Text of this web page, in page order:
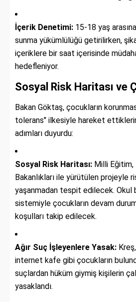
İçerik Denetimi: 15-18 yaş
sunma yükümlülüğü getirilirken,
içeriklere bir saat içerisinde
hedefleniyor.
Sosyal Risk Haritası ve
Bakan Göktaş, çocukların
tolerans" ilkesiyle hareket
adımları duyurdu:
Sosyal Risk Haritası: Milli
Bakanlıkları ile yürütülen projeyle
yaşanmadan tespit edilecek. Okul
sistemiyle çocukların devam
koşulları takip edilecek.
Ağır Suç İşleyenlere Yasak:
internet kafe gibi çocukların
suçlardan hüküm giymiş kişilerin
yasaklandı.